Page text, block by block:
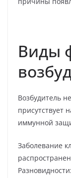
Виды
Возбудитель
присутствует
иммунной
Заболевание
Разновидности: